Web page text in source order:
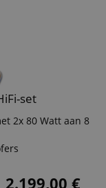
set
2x 80 Watt aan 8
2.199,00 €